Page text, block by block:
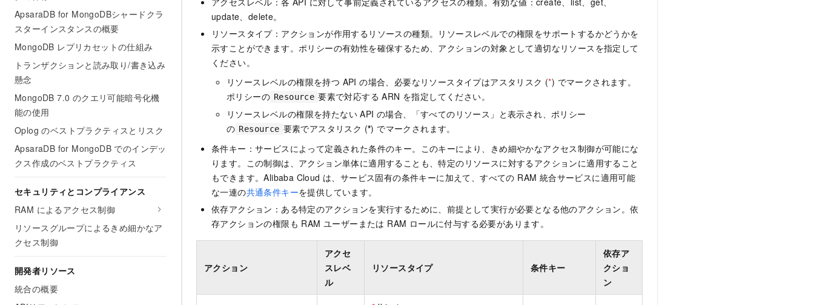
ApsaraDB for MongoDBシャードクラ
スターインスタンスの概要
MongoDB レプリカセットの仕組み
トランザクションと読み取り/書き込み
懸念
MongoDB 7.0 のクエリ可能暗号化機
能の使用
Oplog のベストプラクティスとリスク
ApsaraDB for MongoDB でのインデッ
クス作成のベストプラクティス
セキュリティとコンプライアンス
RAM によるアクセス制御
リソースグループによるきめ細かなア
クセス制御
開発者リソース
統合の概要
update、delete。
リソースタイプ：アクションが作用するリソースの種類。リソースレベルでの権限をサポートするかどうかを
示すことができます。ポリシーの有効性を確保するため、アクションの対象として適切なリソースを指定して
ください。
リソースレベルの権限を持つ API の場合、必要なリソースタイプはアスタリスク (*) でマークされます。
ポリシーの Resource 要素で対応する ARN を指定してください。
リソースレベルの権限を持たない API の場合、「すべてのリソース」と表示され、ポリシー
の Resource 要素でアスタリスク (*) でマークされます。
条件キー：サービスによって定義された条件のキー。このキーにより、きめ細やかなアクセス制御が可能にな
ります。この制御は、アクション単体に適用することも、特定のリソースに対するアクションに適用すること
もできます。Alibaba Cloud は、サービス固有の条件キーに加えて、すべての RAM 統合サービスに適用可能
な一連の共通条件キーを提供しています。
依存アクション：ある特定のアクションを実行するために、前提として実行が必要となる他のアクション。依
存アクションの権限も RAM ユーザーまたは RAM ロールに付与する必要があります。
アクション
アクセ
スレベ
ル
リソースタイプ 条件キー
依存ア
クショ
ン